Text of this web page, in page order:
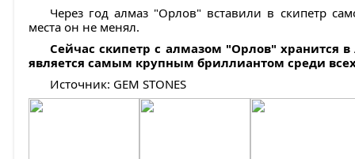
Через год алмаз "Орлов" вставили в скипетр
места он не менял.
Сейчас скипетр с алмазом "Орлов" хранится
является самым крупным бриллиантом среди
Источник: GEM STONES